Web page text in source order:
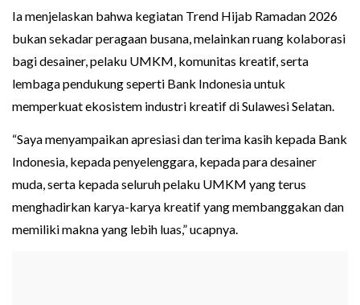
Ia menjelaskan bahwa kegiatan Trend Hijab Ramadan 2026
bukan sekadar peragaan busana, melainkan ruang kolaborasi
bagi desainer, pelaku UMKM, komunitas kreatif, serta
lembaga pendukung seperti Bank Indonesia untuk
memperkuat ekosistem industri kreatif di Sulawesi Selatan.
“Saya menyampaikan apresiasi dan terima kasih kepada Bank
Indonesia, kepada penyelenggara, kepada para desainer
muda, serta kepada seluruh pelaku UMKM yang terus
menghadirkan karya-karya kreatif yang membanggakan dan
memiliki makna yang lebih luas,” ucapnya.